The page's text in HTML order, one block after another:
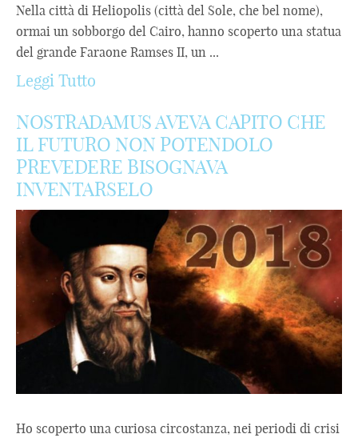
Nella città di Heliopolis (città del Sole, che bel nome),
ormai un sobborgo del Cairo, hanno scoperto una statua
del grande Faraone Ramses II, un ...
Leggi Tutto
NOSTRADAMUS AVEVA CAPITO CHE
IL FUTURO NON POTENDOLO
PREVEDERE BISOGNAVA
INVENTARSELO
Ho scoperto una curiosa circostanza, nei periodi di crisi